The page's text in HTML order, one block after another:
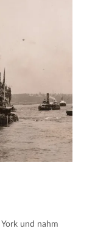
und nahm